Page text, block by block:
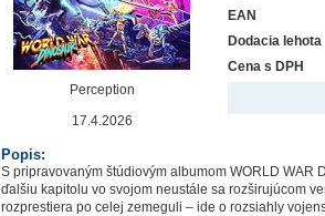
Perception
17.4.2026
EAN
Dodacia lehota
Cena s DPH
Popis:
S pripravovaným štúdiovým albumom WORLD WAR
ďalšiu kapitolu vo svojom neustále sa rozširujúcom
rozprestiera po celej zemeguli – ide o rozsiahly